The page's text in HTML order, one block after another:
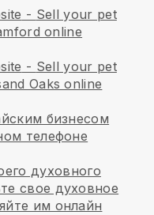
- Sell your pet
online
- Sell your pet
Oaks online
бизнесом
телефоне
духовного
свое духовное
им онлайн